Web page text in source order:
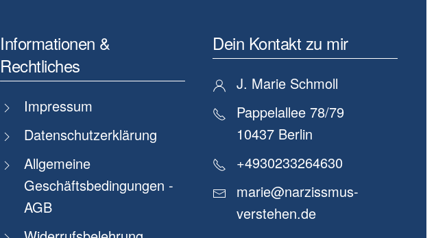
Informationen &
Rechtliches
Impressum
Datenschutzerklärung
Allgemeine
Geschäftsbedingungen -
AGB
Dein Kontakt zu mir
J. Marie Schmoll
Pappelallee 78/79
10437 Berlin
+4930233264630
marie@narzissmus-
verstehen.de